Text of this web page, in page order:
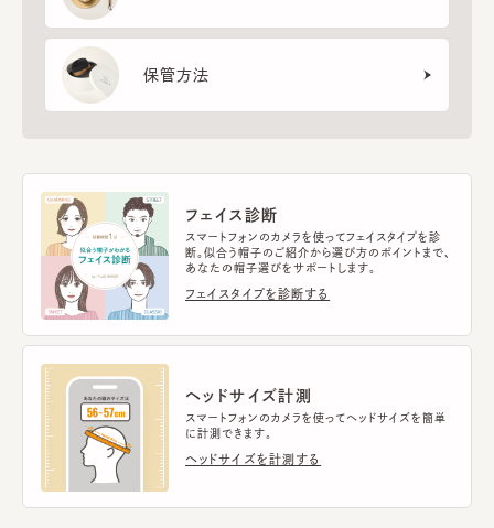
保管方法
フェイス診断
スマートフォンのカメラを使ってフェイスタイプを診
断。似合う帽子のご紹介から選び方のポイントまで、
あなたの帽子選びをサポートします。
フェイスタイプを診断する
ヘッドサイズ計測
スマートフォンのカメラを使ってヘッドサイズを簡単
に計測できます。
ヘッドサイズを計測する